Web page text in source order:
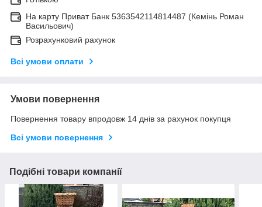
На карту Приват Банк 5363542114814487 (Кемінь Роман
Васильович)
Розрахунковий рахунок
Всі умови оплати
Умови повернення
Повернення товару впродовж 14 днів за рахунок покупця
Всі умови повернення
Подібні товари компанії